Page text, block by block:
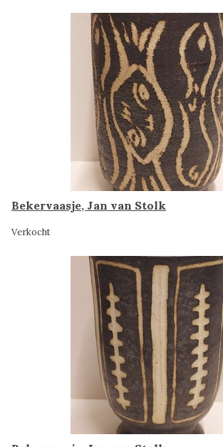
Bekervaasje, Jan van Stolk
Verkocht